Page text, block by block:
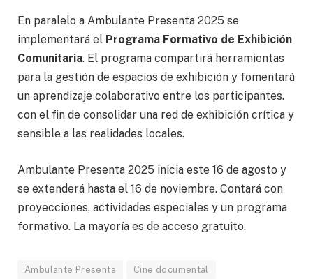
En paralelo a Ambulante Presenta 2025 se
implementará el Programa Formativo de Exhibición
Comunitaria. El programa compartirá herramientas
para la gestión de espacios de exhibición y fomentará
un aprendizaje colaborativo entre los participantes.
con el fin de consolidar una red de exhibición crítica y
sensible a las realidades locales.
Ambulante Presenta 2025 inicia este 16 de agosto y
se extenderá hasta el 16 de noviembre. Contará con
proyecciones, actividades especiales y un programa
formativo. La mayoría es de acceso gratuito.
Ambulante Presenta Cine documental